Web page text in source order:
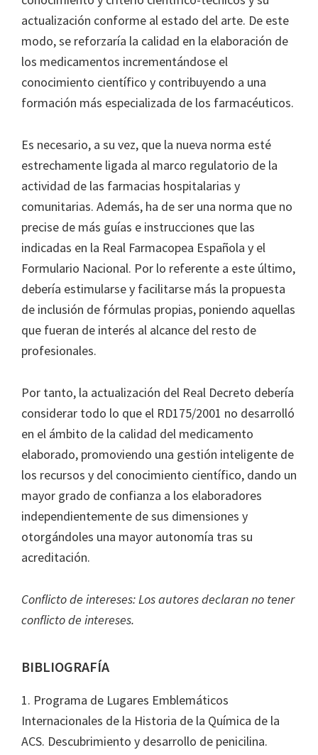
actualización conforme al estado del arte. De este
modo, se reforzaría la calidad en la elaboración de
los medicamentos incrementándose el
conocimiento científico y contribuyendo a una
formación más especializada de los farmacéuticos.
Es necesario, a su vez, que la nueva norma esté
estrechamente ligada al marco regulatorio de la
actividad de las farmacias hospitalarias y
comunitarias. Además, ha de ser una norma que no
precise de más guías e instrucciones que las
indicadas en la Real Farmacopea Española y el
Formulario Nacional. Por lo referente a este último,
debería estimularse y facilitarse más la propuesta
de inclusión de fórmulas propias, poniendo aquellas
que fueran de interés al alcance del resto de
profesionales.
Por tanto, la actualización del Real Decreto debería
considerar todo lo que el RD175/2001 no desarrolló
en el ámbito de la calidad del medicamento
elaborado, promoviendo una gestión inteligente de
los recursos y del conocimiento científico, dando un
mayor grado de confianza a los elaboradores
independientemente de sus dimensiones y
otorgándoles una mayor autonomía tras su
acreditación.
Conflicto de intereses: Los autores declaran no tener
conflicto de intereses.
BIBLIOGRAFÍA
1. Programa de Lugares Emblemáticos
Internacionales de la Historia de la Química de la
ACS. Descubrimiento y desarrollo de penicilina.